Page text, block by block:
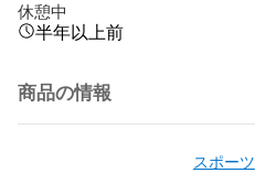
休憩中
半年以上前
商品の情報
スポーツ